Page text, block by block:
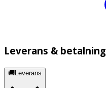
Leverans & betalning
🚚Leverans